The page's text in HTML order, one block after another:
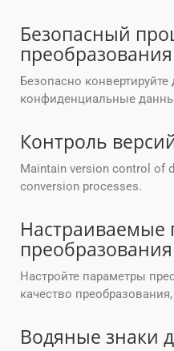
Безопасный
преобразования
Безопасно
конфиденциальные
Контроль
Maintain version control of
conversion processes.
Настраиваемые
преобразования
Настройте параметры
качество
Водяные знаки